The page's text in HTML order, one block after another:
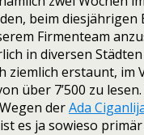
beim diesjährigen
Firmenteam
in diversen
ziemlich erstaunt, im
über 7’500 zu
derAda
es ja sowieso